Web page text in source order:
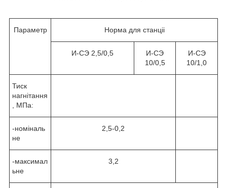
Параметр Норма для станціі
И-СЭ 2,5/0,5
И-СЭ
10/0,5
И-СЭ
10/1,0
Тиск
нагнітання
, МПа:
-номіналь
не
2,5-0,2
-максимал
ьне
3,2